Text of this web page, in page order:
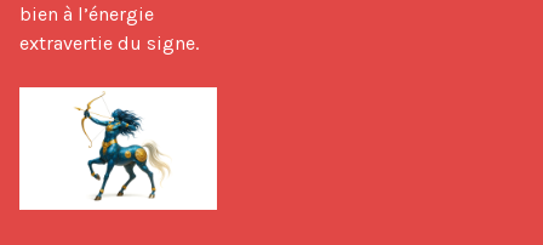
bien à l’énergie
extravertie du signe.